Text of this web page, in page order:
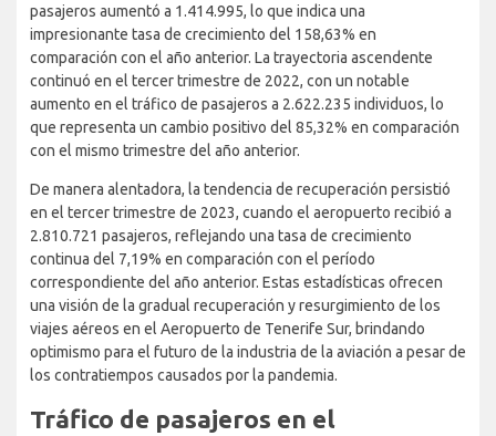
pasajeros aumentó a 1.414.995, lo que indica una
impresionante tasa de crecimiento del 158,63% en
comparación con el año anterior. La trayectoria ascendente
continuó en el tercer trimestre de 2022, con un notable
aumento en el tráfico de pasajeros a 2.622.235 individuos, lo
que representa un cambio positivo del 85,32% en comparación
con el mismo trimestre del año anterior.
De manera alentadora, la tendencia de recuperación persistió
en el tercer trimestre de 2023, cuando el aeropuerto recibió a
2.810.721 pasajeros, reflejando una tasa de crecimiento
continua del 7,19% en comparación con el período
correspondiente del año anterior. Estas estadísticas ofrecen
una visión de la gradual recuperación y resurgimiento de los
viajes aéreos en el Aeropuerto de Tenerife Sur, brindando
optimismo para el futuro de la industria de la aviación a pesar de
los contratiempos causados por la pandemia.
Tráfico de pasajeros en el